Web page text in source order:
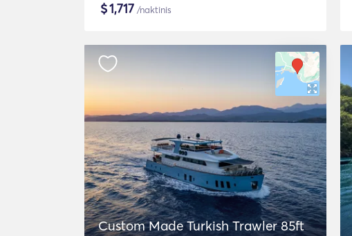
$1,717 /naktinis
Custom Made Turkish Trawler 85ft